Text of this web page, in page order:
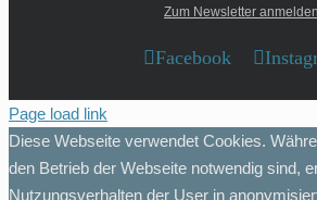
Zum Newsletter
Facebook
Page load link
Diese Webseite verwendet Cookies.
den Betrieb der Webseite notwendig sind,
Nutzungsverhalten der User in